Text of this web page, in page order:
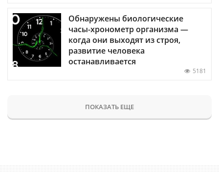
Обнаружены биологические
часы-хронометр организма —
когда они выходят из строя,
развитие человека
останавливается
5181
ПОКАЗАТЬ ЕЩЕ